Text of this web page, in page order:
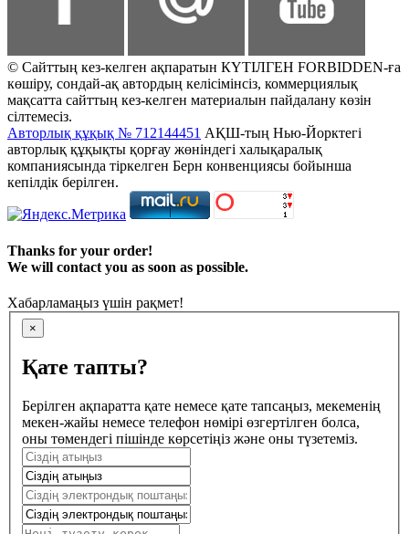
© Сайттың кез-келген ақпаратын КҮТІЛГЕН FORBIDDEN-ға
көшіру, сондай-ақ автордың келісімінсіз, коммерциялық
мақсатта сайттың кез-келген материалын пайдалану көзін
сілтемесіз.
Авторлық құқық № 712144451 АҚШ-тың Нью-Йорктегі
авторлық құқықты қорғау жөніндегі халықаралық
компаниясында тіркелген Берн конвенциясы бойынша
кепілдік берілген.
Thanks for your order!
We will contact you as soon as possible.
Хабарламаңыз үшін рақмет!
×
Қате тапты?
Берілген ақпаратта қате немесе қате тапсаңыз, мекеменің
мекен-жайы немесе телефон нөмірі өзгертілген болса,
оны төмендегі пішінде көрсетіңіз және оны түзетеміз.